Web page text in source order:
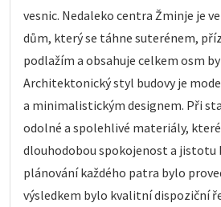
vesnic. Nedaleko centra Žminje je
dům, který se táhne suterénem,
podlažím a obsahuje celkem osm
Architektonický styl budovy je
a minimalistickým designem. Při
odolné a spolehlivé materiály,
dlouhodobou spokojenost a jistotu
plánování každého patra bylo
výsledkem bylo kvalitní dispoziční